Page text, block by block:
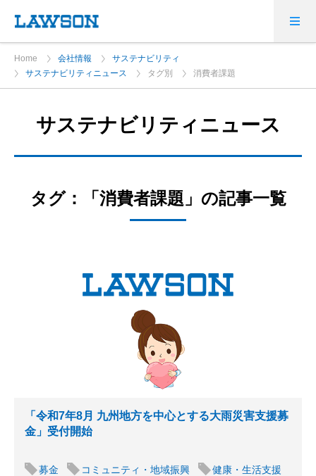
Home 会社情報
サステナビリティ
サステナビリティニュース
タグ別 消費者課題
サステナビリティニュース
タグ：「消費者課題」の記事一覧
「令和7年8月 九州地方を中心とする大雨災害支援募
金」受付開始
募金 コミュニティ・地域振興
健康・生活支援